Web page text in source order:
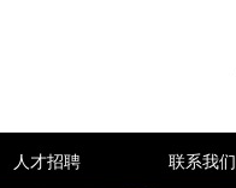
人才招聘 联系我们